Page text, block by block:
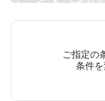
ご指定の
条件